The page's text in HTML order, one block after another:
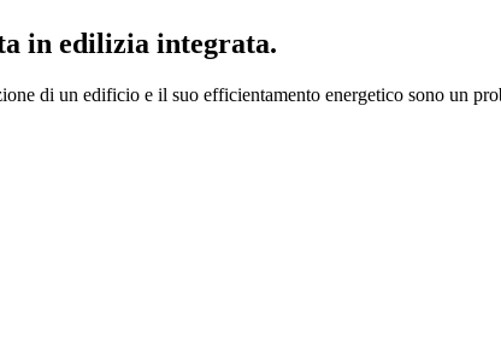
in edilizia integrata.
di un edificio e il suo efficientamento energetico sono un